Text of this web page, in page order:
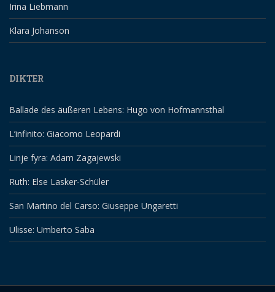
Irina Liebmann
Klara Johanson
DIKTER
Ballade des äußeren Lebens: Hugo von Hofmannsthal
L’infinito: Giacomo Leopardi
Linje fyra: Adam Zagajewski
Ruth: Else Lasker-Schüler
San Martino del Carso: Giuseppe Ungaretti
Ulisse: Umberto Saba